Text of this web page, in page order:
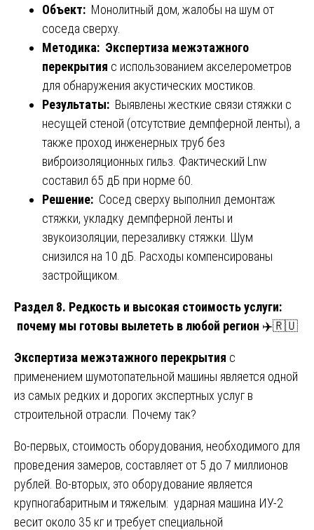
Объект: Монолитный дом, жалобы на шум от
соседа сверху.
Методика: Экспертиза межэтажного
перекрытия с использованием акселерометров
для обнаружения акустических мостиков.
Результаты: Выявлены жесткие связи стяжки с
несущей стеной (отсутствие демпферной ленты), а
также проход инженерных труб без
виброизоляционных гильз. Фактический Lnw
составил 65 дБ при норме 60.
Решение: Сосед сверху выполнил демонтаж
стяжки, укладку демпферной ленты и
звукоизоляции, перезаливку стяжки. Шум
снизился на 10 дБ. Расходы компенсированы
застройщиком.
Раздел 8. Редкость и высокая стоимость услуги:
почему мы готовы вылететь в любой регион ✈️🇷🇺
Экспертиза межэтажного перекрытия с
применением шумотопательной машины является одной
из самых редких и дорогих экспертных услуг в
строительной отрасли. Почему так?
Во-первых, стоимость оборудования, необходимого для
проведения замеров, составляет от 5 до 7 миллионов
рублей. Во-вторых, это оборудование является
крупногабаритным и тяжелым: ударная машина ИУ-2
весит около 35 кг и требует специальной